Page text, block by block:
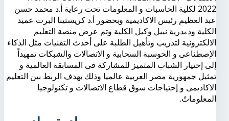
2022 لكلية الحاسبات و المعلومات تحت رعاية أ.د محمد حسن
عبد العظيم رئيس اﻻكاديمية وبحضور أ.د كريستينا البرت عميد
الكلية ود.بدرية نبيل وكيل الكلية وتم عرض منصة التعليم
اﻻلكترونية لتدريب وتأهيل الطلبة على أحدث التقنيات مثل الذكاء
اﻹصطناعى و الحوسبة السحابية و اﻻتصاﻻت والشبكات تمهيداً
إلى إختيار الشباب المتميز للمشاركة فى المسابقة العالمية و
تمثيل جمهورية مصر العربية عالميا وذلك بهدف الربط بين التعليم
اﻻكاديمى و إحتياجات سوق قطاع اﻻتصالات و تكنولوجيا
المعلوماتً.